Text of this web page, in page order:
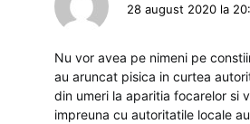
28 august 2020 la
Nu vor avea pe nimeni pe
au aruncat pisica in curtea
din umeri la aparitia focarelor si
impreuna cu autoritatile locale